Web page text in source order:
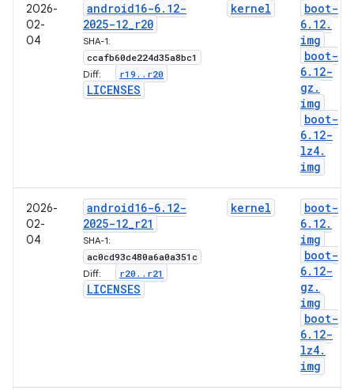
2026-
02-
04
android16-6. 12-
2025-12_r20
SHA-1:
ccafb60de224d35a8bc1
Diff: r19 . . r20
LICENSES
kernel
boot-
6. 12.
img
boot-
6. 12-
gz .
img
boot-
6. 12-
lz4.
img
2026-
02-
04
android16-6. 12-
2025-12_r21
SHA-1:
ac0cd93c480a6a0a351c
Diff: r20 . . r21
LICENSES
kernel
boot-
6. 12.
img
boot-
6. 12-
gz .
img
boot-
6. 12-
lz4.
img